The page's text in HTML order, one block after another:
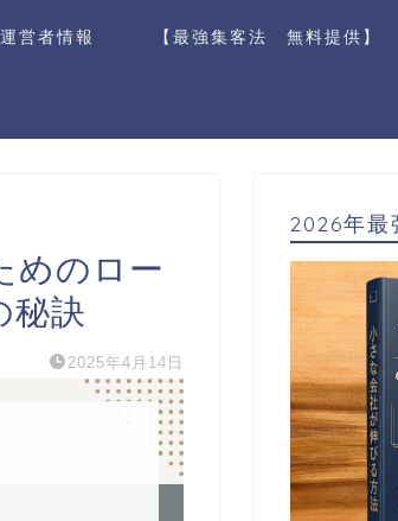
運営者情報 【最強集客法 無料提供】
めのロー
秘訣
2025年4月14日
2026年